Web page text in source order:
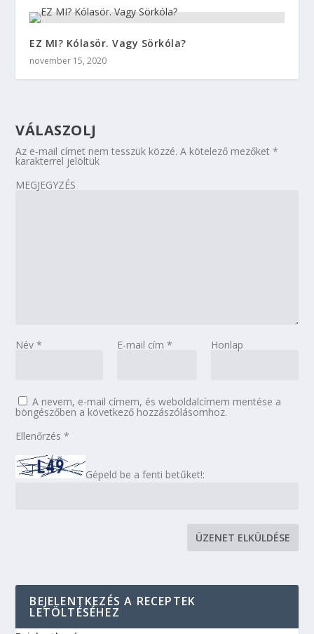
EZ MI? Kólasör. Vagy Sörkóla?
november 15, 2020
VÁLASZOLJ
Az e-mail címet nem tesszük közzé. A kötelező mezőket*
karakterrel jelöltük
MEGJEGYZÉS
Név* E-mail cím * Honlap
A nevem, e-mail címem, és weboldalcímem mentése a
böngészőben a következő hozzászólásomhoz.
Ellenőrzés*
Gépeld be a fenti betűket!:
BEJELENTKEZÉS A RECEPTEK
LETÖLTÉSÉHEZ